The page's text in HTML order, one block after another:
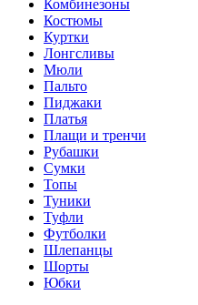
Комбинезоны
Костюмы
Куртки
Лонгсливы
Мюли
Пальто
Пиджаки
Платья
Плащи и тренчи
Рубашки
Сумки
Топы
Туники
Туфли
Футболки
Шлепанцы
Шорты
Юбки